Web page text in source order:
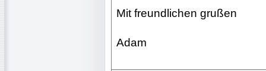
Mit freundlichen grußen
Adam